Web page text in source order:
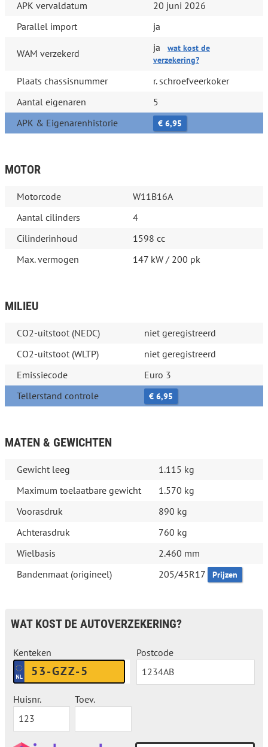
APK vervaldatum
20 juni 2026
Parallel import
ja
WAM verzekerd ja
wat kost de
verzekering?
Plaats chassisnummer
r. schroefveerkoker
Aantal eigenaren
5
APK & Eigenarenhistorie
€ 6,95
MOTOR
Motorcode
W11B16A
Aantal cilinders
4
Cilinderinhoud
1598 cc
Max. vermogen
147 kW / 200 pk
MILIEU
CO2-uitstoot (NEDC)
niet geregistreerd
CO2-uitstoot (WLTP)
niet geregistreerd
Emissiecode
Euro 3
Tellerstand controle
€ 6,95
MATEN & GEWICHTEN
Gewicht leeg
1.115 kg
Maximum toelaatbare gewicht
1.570 kg
Voorasdruk
890 kg
Achterasdruk
760 kg
Wielbasis
2.460 mm
Bandenmaat (origineel)
205/45R17 Prijzen
WAT KOST DE AUTOVERZEKERING?
Kenteken Postcode
Huisnr. Toev.